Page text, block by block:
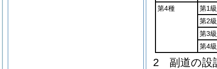
第4種
第1級
第2級
第3級
第4級
2
副道の設